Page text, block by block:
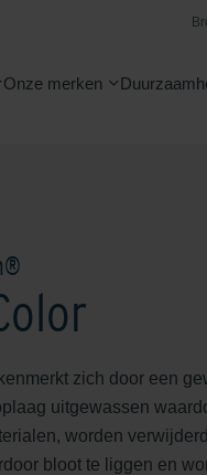
Onze merken
zich door een
uitgewassen
worden
bloot te liggen en